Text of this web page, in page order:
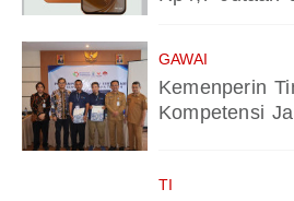
GAWAI
Kemenperin
Kompetensi
TI